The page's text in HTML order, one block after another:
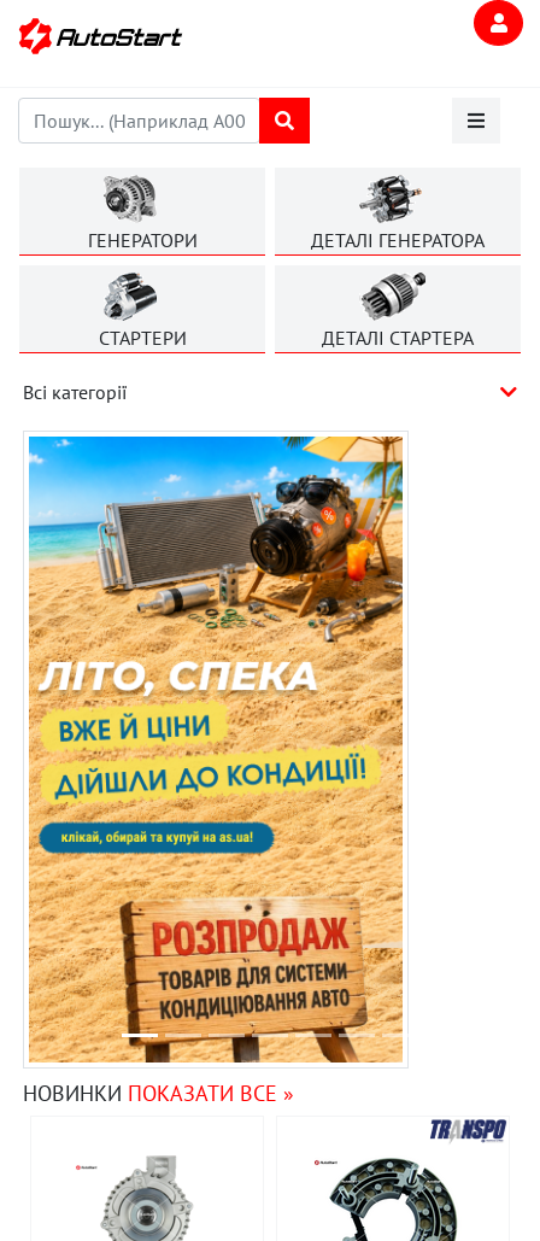
ГЕНЕРАТОРИ ДЕТАЛІ ГЕНЕРАТОРА
СТАРТЕРИ ДЕТАЛІ СТАРТЕРА
Всі категорії
НОВИНКИ ПОКАЗАТИ ВСЕ »